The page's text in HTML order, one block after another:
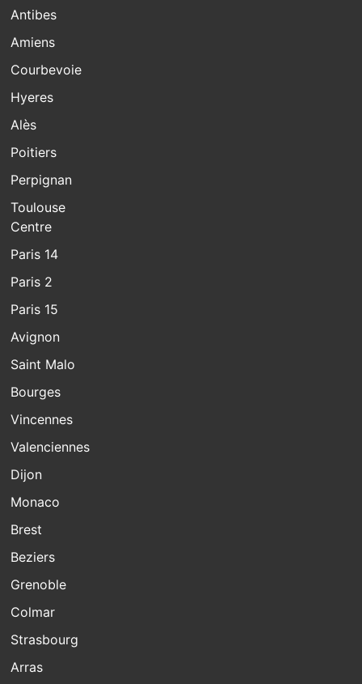
Antibes
Amiens
Courbevoie
Hyeres
Alès
Poitiers
Perpignan
Toulouse
Centre
Paris 14
Paris 2
Paris 15
Avignon
Saint Malo
Bourges
Vincennes
Valenciennes
Dijon
Monaco
Brest
Beziers
Grenoble
Colmar
Strasbourg
Arras